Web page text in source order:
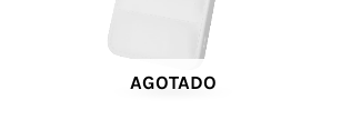
AGOTADO